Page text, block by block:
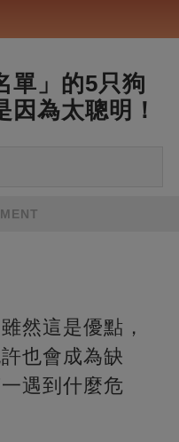
單」的5只狗
為太聰明！
然這是優點，
也會成為缺
遇到什麼危